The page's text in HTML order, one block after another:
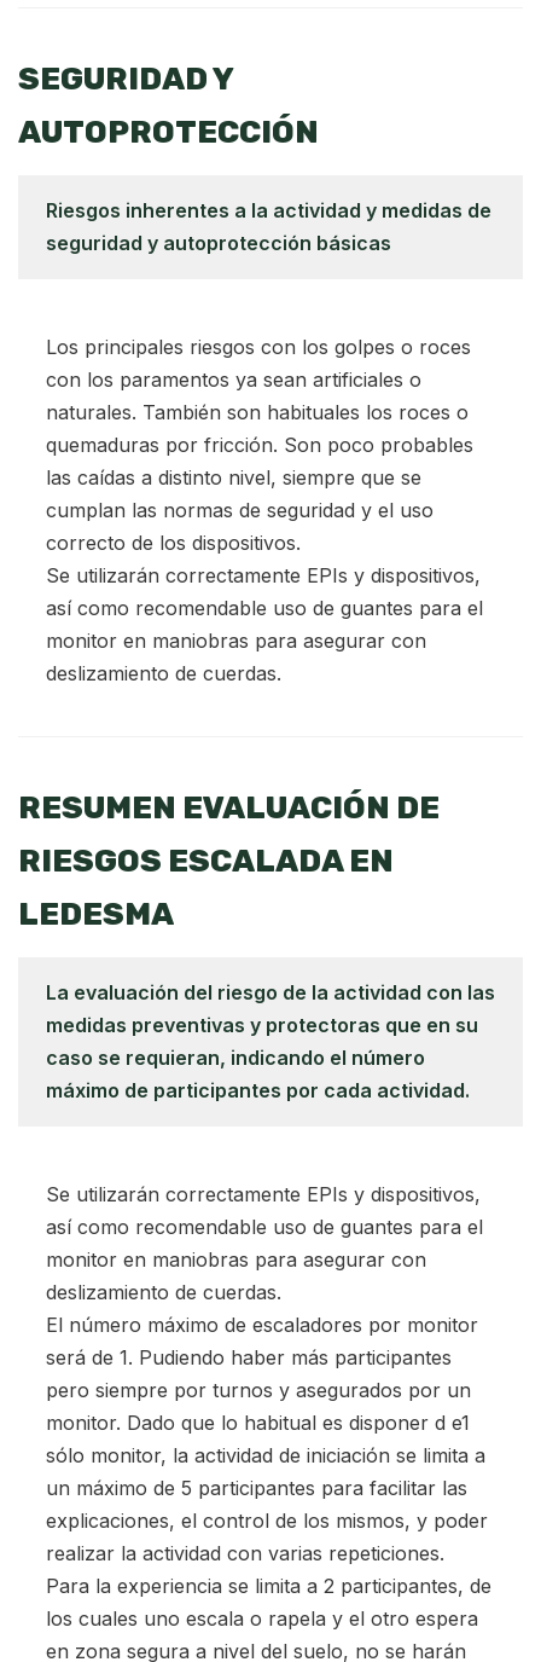
SEGURIDAD Y
AUTOPROTECCIÓN
Riesgos inherentes a la actividad y medidas de
seguridad y autoprotección básicas
Los principales riesgos con los golpes o roces
con los paramentos ya sean artificiales o
naturales. También son habituales los roces o
quemaduras por fricción. Son poco probables
las caídas a distinto nivel, siempre que se
cumplan las normas de seguridad y el uso
correcto de los dispositivos.
Se utilizarán correctamente EPIs y dispositivos,
así como recomendable uso de guantes para el
monitor en maniobras para asegurar con
deslizamiento de cuerdas.
RESUMEN EVALUACIÓN DE
RIESGOS ESCALADA EN
LEDESMA
La evaluación del riesgo de la actividad con las
medidas preventivas y protectoras que en su
caso se requieran, indicando el número
máximo de participantes por cada actividad.
Se utilizarán correctamente EPIs y dispositivos,
así como recomendable uso de guantes para el
monitor en maniobras para asegurar con
deslizamiento de cuerdas.
El número máximo de escaladores por monitor
será de 1. Pudiendo haber más participantes
pero siempre por turnos y asegurados por un
monitor. Dado que lo habitual es disponer d e1
sólo monitor, la actividad de iniciación se limita a
un máximo de 5 participantes para facilitar las
explicaciones, el control de los mismos, y poder
realizar la actividad con varias repeticiones.
Para la experiencia se limita a 2 participantes, de
los cuales uno escala o rapela y el otro espera
en zona segura a nivel del suelo, no se harán